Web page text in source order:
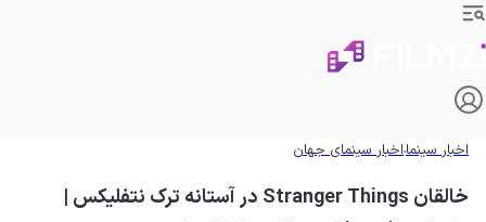
اخبار سینمااخبار سینمای جهان
خالقان Stranger Things در آستانه ترک نتفلیکس |